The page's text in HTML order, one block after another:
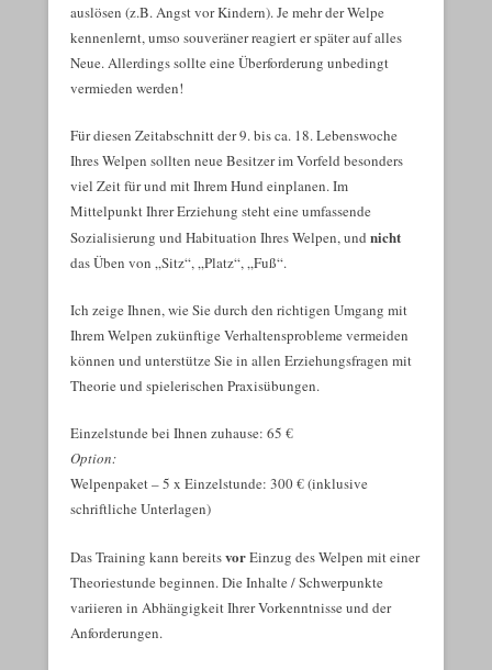
auslösen (z.B. Angst vor Kindern). Je mehr der Welpe
kennenlernt, umso souveräner reagiert er später auf alles
Neue. Allerdings sollte eine Überforderung unbedingt
vermieden werden!
Für diesen Zeitabschnitt der 9. bis ca. 18. Lebenswoche
Ihres Welpen sollten neue Besitzer im Vorfeld besonders
viel Zeit für und mit Ihrem Hund einplanen. Im
Mittelpunkt Ihrer Erziehung steht eine umfassende
Sozialisierung und Habituation Ihres Welpen, und nicht
das Üben von „Sitz“, „Platz“, „Fuß“.
Ich zeige Ihnen, wie Sie durch den richtigen Umgang mit
Ihrem Welpen zukünftige Verhaltensprobleme vermeiden
können und unterstütze Sie in allen Erziehungsfragen mit
Theorie und spielerischen Praxisübungen.
Einzelstunde bei Ihnen zuhause: 65 €
Option:
Welpenpaket – 5 x Einzelstunde: 300 € (inklusive
schriftliche Unterlagen)
Das Training kann bereitsvorEinzug des Welpen mit einer
Theoriestunde beginnen. Die Inhalte / Schwerpunkte
variieren in Abhängigkeit Ihrer Vorkenntnisse und der
Anforderungen.